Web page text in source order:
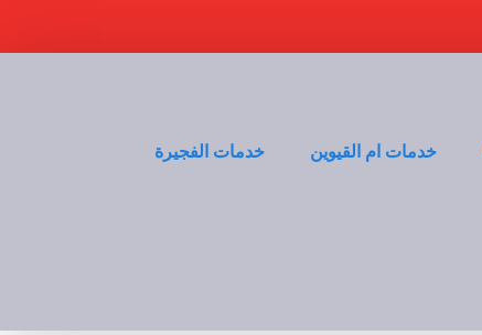
خدمات ام القيوين خدمات الفجيرة